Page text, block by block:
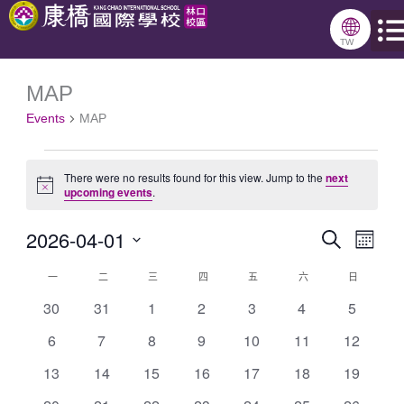
跳
🌐
TW
MAP
Events MAP
Events
Notice
There were no results found for this view. Jump to the next
upcoming events.
Events
Search
SearchEvent
Month
2026-04-01
Calendar
Events
一
星期一
二
星期二
三
星期三
四 五 六
星期六
日
星期日
0
30
0
31
0
1
0
2
0
3
0
4
0
5
0
6
0
7
0
8
0
9
0
10
0
11
0
12
0
13
0
14
0
15
0
16
0
17
0
18
0
19